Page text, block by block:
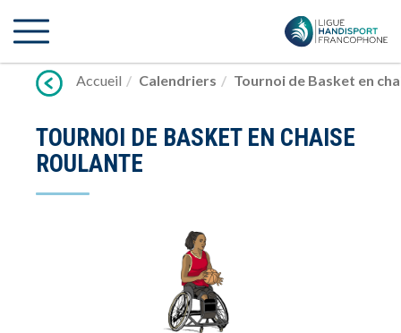
vers
Accueil
Calendriers Tournoi de Basket en
TOURNOI DE BASKET EN CHAISE
ROULANTE